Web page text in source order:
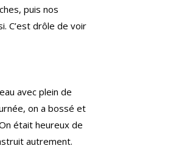
puis nos
C’est drôle de voir
avec plein de
on a bossé et
était heureux de
autrement.